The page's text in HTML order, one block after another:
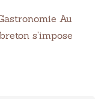
Au
s’impose